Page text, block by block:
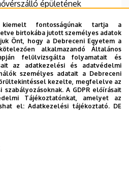
épületének
Kenézy Gyula Campusán.
augusztusban nyitják meg
fontosságúnak tartja a
birtokába jutott személyes adatok
Önt, hogy a Debreceni Egyetem a
alkalmazandó Általános
felülvizsgálta folyamatait és
az adatkezelési és adatvédelmi
személyes adatait a Debreceni
kezelte, megfelelve az
A GDPR előírásait
Tájékoztatónkat, amelyet az
el:Adatkezelési tájékoztató. DE